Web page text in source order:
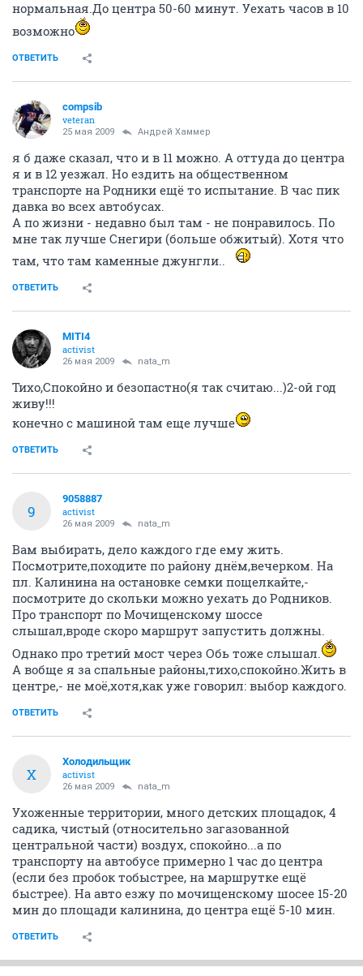
нормальная.До центра 50-60 минут. Уехать часов в 10
возможно
ОТВЕТИТЬ
compsib
veteran
25 мая 2009 Андрей Хаммер
я б даже сказал, что и в 11 можно. А оттуда до центра
я и в 12 уезжал. Но ездить на общественном
транспорте на Родники ещё то испытание. В час пик
давка во всех автобусах.
А по жизни - недавно был там - не понравилось. По
мне так лучше Снегири (больше обжитый). Хотя что
там, что там каменные джунгли..
ОТВЕТИТЬ
MITI4
activist
26 мая 2009 nata_m
Тихо,Спокойно и безопастно(я так считаю...)2-ой год
живу!!!
конечно с машиной там еще лучше
ОТВЕТИТЬ
9
9058887
activist
26 мая 2009 nata_m
Вам выбирать, дело каждого где ему жить.
Посмотрите,походите по району днём,вечерком. На
пл. Калинина на остановке семки пощелкайте,-
посмотрите до скольки можно уехать до Родников.
Про транспорт по Мочищенскому шоссе
слышал,вроде скоро маршрут запустить должны.
Однако про третий мост через Обь тоже слышал.
А вобще я за спальные районы,тихо,спокойно.Жить в
центре,- не моё,хотя,как уже говорил: выбор каждого.
ОТВЕТИТЬ
Х
Холодильщик
activist
26 мая 2009 nata_m
Ухоженные территории, много детских площадок, 4
садика, чистый (относительно загазованной
центральной части) воздух, спокойно...а по
транспорту на автобусе примерно 1 час до центра
(если без пробок тобыстрее, на маршрутке ещё
быстрее). На авто езжу по мочищенскому шосее 15-20
мин до площади калинина, до центра ещё 5-10 мин.
ОТВЕТИТЬ